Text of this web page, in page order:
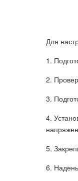
Для
1.
2.
3.
4.
5.
6.